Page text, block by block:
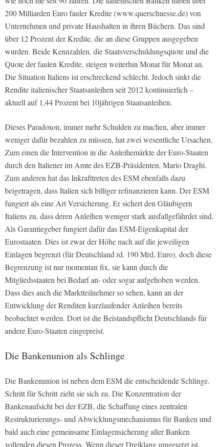
200 Milliarden Euro fauler Kredite (www.querschuesse.de) von
Unternehmen und private Haushalten in ihren Büchern. Das sind
über 12 Prozent der Kredite, die an diese Gruppen ausgegeben
wurden. Beide Kennzahlen, die Staatsverschuldungsquote und die
Quote der faulen Kredite, steigen weiterhin Monat für Monat an.
Die Situation Italiens ist erschreckend schlecht. Jedoch sinkt die
Rendite italienischer Staatsanleihen seit 2012 kontinuierlich –
aktuell auf 1,44 Prozent bei 10jährigen Staatsanleihen.
Dieses Paradoxon, immer mehr Schulden zu machen, aber immer
weniger dafür bezahlen zu müssen, hat zwei wesentliche Ursachen.
Zum einen die Intervention in die Anleihemärkte der Euro-Staaten
durch den Italiener im Amte des EZB-Präsidenten, Mario Draghi.
Zum anderen hat das Inkrafttreten des ESM ebenfalls dazu
beigetragen, dass Italien sich billiger refinanzieren kann. Der ESM
fungiert als eine Art Versicherung. Er sichert den Gläubigern
Italiens zu, dass deren Anleihen weniger stark ausfallgefährdet sind.
Als Garantiegeber fungiert dafür das ESM-Eigenkapital der
Eurostaaten. Dies ist zwar der Höhe nach auf die jeweiligen
Einlagen begrenzt (für Deutschland rd. 190 Mrd. Euro), doch diese
Begrenzung ist nur momentan fix, sie kann durch die
Mitgliedsstaaten bei Bedarf an- oder sogar aufgehoben werden.
Dass dies auch die Marktteilnehmer so sehen, kann an der
Entwicklung der Renditen kurzlaufender Anleihen bereits
beobachtet werden. Dort ist die Beistandspflicht Deutschlands für
andere Euro-Staaten eingepreist.
Die Bankenunion als Schlinge
Die Bankenunion ist neben dem ESM die entscheidende Schlinge.
Schritt für Schritt zieht sie sich zu. Die Konzentration der
Bankenaufsicht bei der EZB, die Schaffung eines zentralen
Restrukturierungs- und Abwicklungsmechanismus für Banken und
bald auch eine gemeinsame Einlagensicherung aller Banken
vollenden diesen Prozess. Wenn dieser Dreiklang umgesetzt ist,